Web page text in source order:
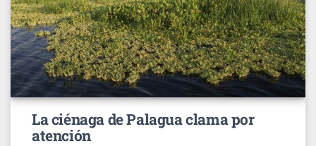
La ciénaga de Palagua clama por
atención